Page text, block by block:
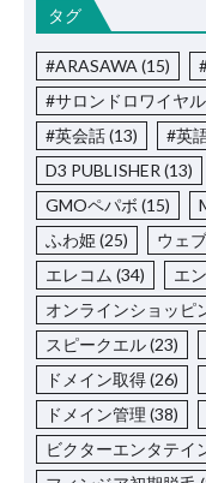
タグ
#ARASAWA (15)
#サロンドロワイヤル
#英会話(13) #英
D3 PUBLISHER (13)
GMOペパボ (15)
ふわ姫(25) ウェ
エレコム (34) エ
オンラインショッピ
スピークエル(23)
ドメイン取得(26)
ドメイン管理 (38)
ビクターエンタテイ